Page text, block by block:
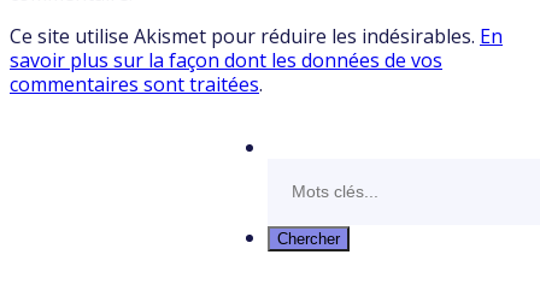
Ce site utilise Akismet pour réduire les indésirables. En
savoir plus sur la façon dont les données de vos
commentaires sont traitées.